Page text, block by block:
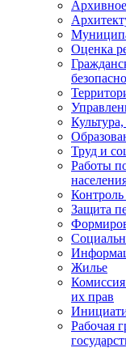
Оценка
Труд и
Работы
Контроль
Защита
Жилье
их прав
Рабочая